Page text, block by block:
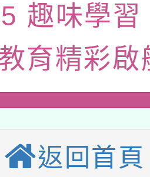
陸應申請許可
部水利署委託
究院辦理「
單位及節水達
月22日(星期六
學年度第2次
果公告(無人
共學行動站研
115年度閱讀
趣味學
育精彩啟
返回首頁